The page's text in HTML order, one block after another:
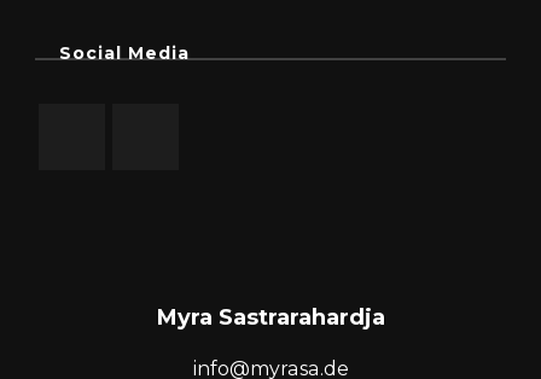
Social Media
Myra Sastrarahardja
info@myrasa.de